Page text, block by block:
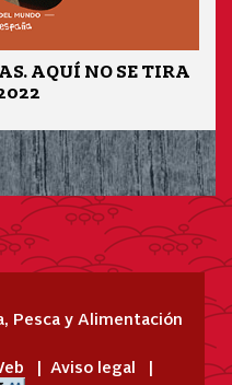
AQUÍ NO SE TIRA
Pesca y Alimentación
Aviso legal